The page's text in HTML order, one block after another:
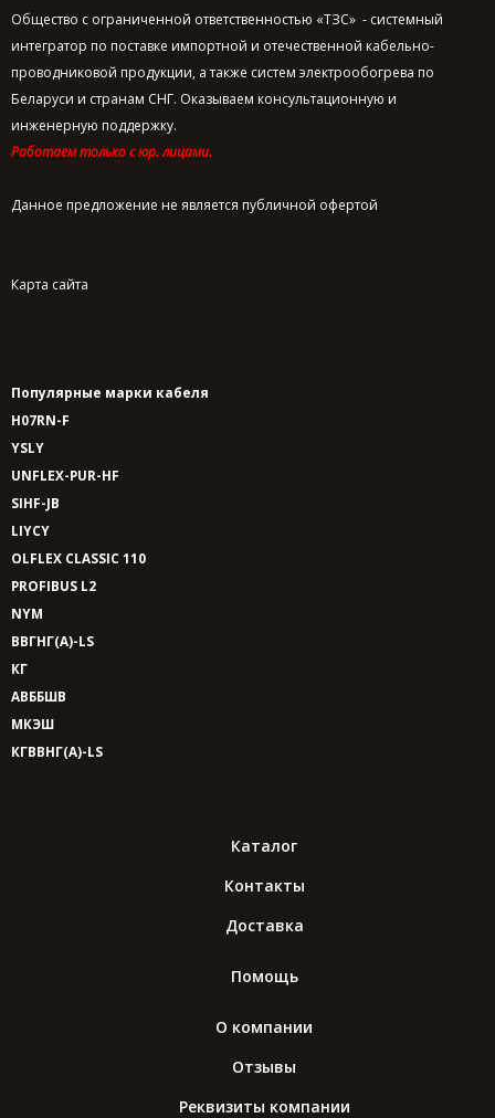
Общество с ограниченной ответственностью «ТЗС» - системный
интегратор по поставке импортной и отечественной кабельно-
проводниковой продукции, а также систем электрообогрева по
Беларуси и странам СНГ. Оказываем консультационную и
инженерную поддержку.
Работаем только с юр. лицами.
Данное предложение не является публичной офертой
Карта сайта
Популярные марки кабеля
H07RN-F
YSLY
UNFLEX-PUR-HF
SIHF-JB
LIYCY
OLFLEX CLASSIC 110
PROFIBUS L2
NYM
ВВГНГ(A)-LS
КГ
АВББШВ
МКЭШ
КГВВНГ(A)-LS
Каталог
Контакты
Доставка
Помощь
О компании
Отзывы
Реквизиты компании